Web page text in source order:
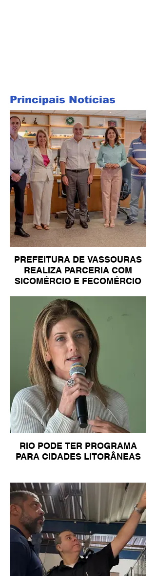
Principais Notícias
PREFEITURA DE VASSOURAS
REALIZA PARCERIA COM
SICOMÉRCIO E FECOMÉRCIO
RIO PODE TER PROGRAMA
PARA CIDADES LITORÂNEAS